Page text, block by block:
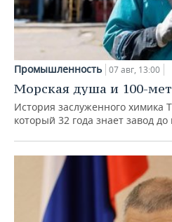
Промышленность 07 авг, 13:00
Морская душа и 100-
История заслуженного химика
который 32 года знает завод